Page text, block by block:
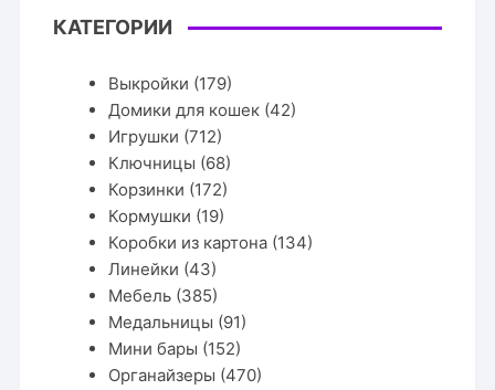
КАТЕГОРИИ
Выкройки (179)
Домики для кошек (42)
Игрушки (712)
Ключницы (68)
Корзинки (172)
Кормушки (19)
Коробки из картона (134)
Линейки (43)
Мебель (385)
Медальницы (91)
Мини бары (152)
Органайзеры (470)